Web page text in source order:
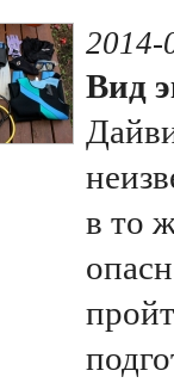
2014-
Вид
в то